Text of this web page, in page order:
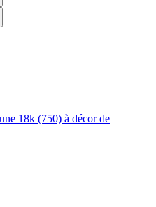
18k (750) à décor de